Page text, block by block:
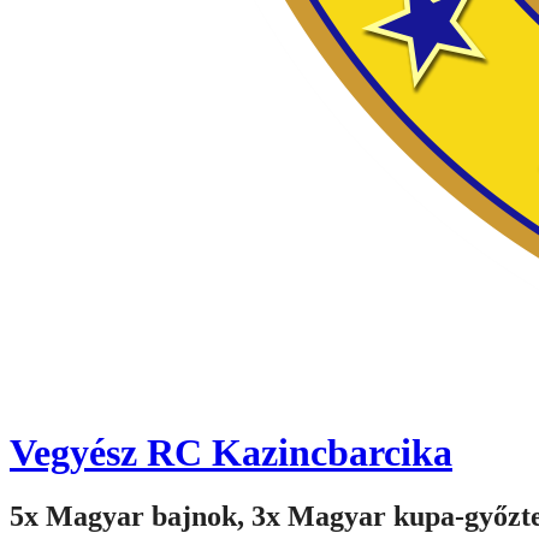
Vegyész RC Kazincbarcika
5x Magyar bajnok, 3x Magyar kupa-